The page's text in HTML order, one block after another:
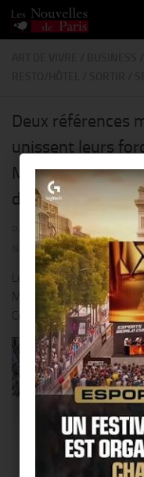
Skip to content
Deux références
unissent leurs
Moritz » en
de Menton !!
THIERRY KER
NOVEMBRE 2020
Le légendaire « Kulm
Mauro Colagreco, 3*** au
Colagreco !!